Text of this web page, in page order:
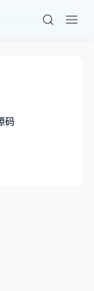
码